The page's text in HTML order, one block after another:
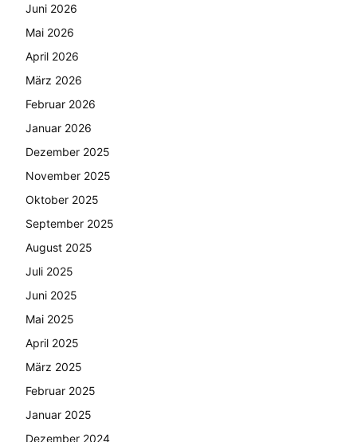
Juni 2026
Mai 2026
April 2026
März 2026
Februar 2026
Januar 2026
Dezember 2025
November 2025
Oktober 2025
September 2025
August 2025
Juli 2025
Juni 2025
Mai 2025
April 2025
März 2025
Februar 2025
Januar 2025
Dezember 2024